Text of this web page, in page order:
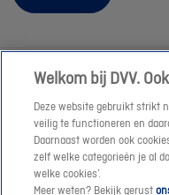
Wettelijke informatie
Duurzaamheid
Sitemap
Onze consulenten
Jobs
Welkom bij DVV.
Deze website gebruikt strikt
veilig te functioneren en
Daarnaast worden ook
zelf welke categorieën je al
welke cookies’.
Meer weten? Bekijk gerust